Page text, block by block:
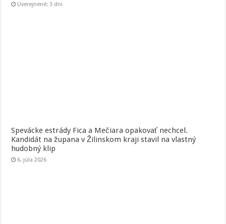
Uverejnené: 3 dni
Spevácke estrády Fica a Mečiara opakovať nechcel.
Kandidát na župana v Žilinskom kraji stavil na vlastný
hudobný klip
6. júla 2026